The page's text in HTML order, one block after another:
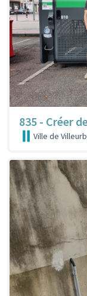
835 - Créer
Ville de